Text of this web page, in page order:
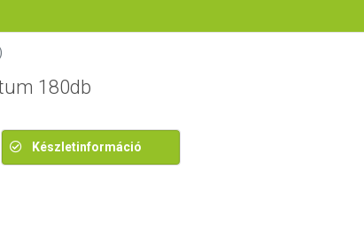
180db
Készletinformáció